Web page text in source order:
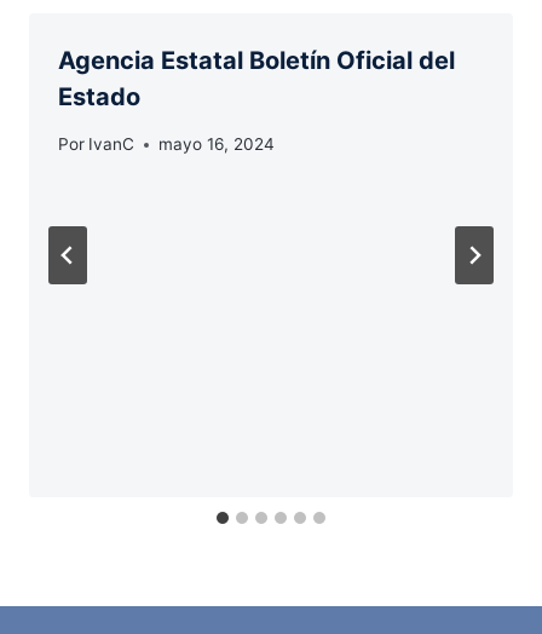
Agencia Estatal Boletín Oficial del
Estado
Por IvanC mayo 16, 2024